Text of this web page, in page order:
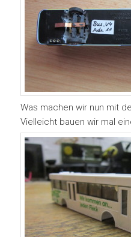
Was machen wir nun mit
Vielleicht bauen wir mal